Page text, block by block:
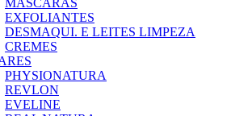
EXFOLIANTES
DESMAQUI. E LEITES LIMPEZA
CREMES
PHYSIONATURA
REVLON
EVELINE